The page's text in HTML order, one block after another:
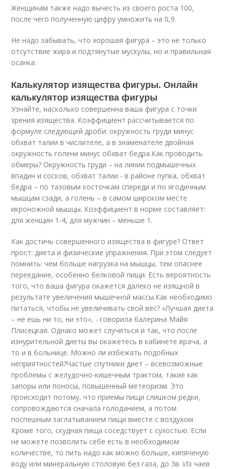
Женщинам также надо вычесть из своего роста 100,
после чего полученную цифру умножить на 0,9.
Не надо забывать, что хорошая фигура – это не только
отсутствие жира и подтянутые мускулы, но и правильная
осанка.
Калькулятор изящества фигуры. Онлайн
калькулятор изящества фигуры
Узнайте, насколько совершенна ваша фигура с точки
зрения изящества. Коэффициент рассчитывается по
формуле следующей дроби: окружность груди минус
обхват талии в числителе, а в знаменателе двойная
окружность голени минус обхват бедра.Как проводить
обмеры? Окружность груди – на линии подмышечных
впадин и сосков, обхват талии - в районе пупка, обхват
бедра – по тазовым косточкам спереди и по ягодичным
мышцам сзади, а голень – в самом широком месте
икроножной мышцы. Коэффициент в норме составляет:
для женщин 1-4, для мужчин – меньше 1.
Как достичь совершенного изящества в фигуре? Ответ
прост: диета и физические упражнения. При этом следует
помнить: чем больше нагрузка на мышцы, тем опаснее
переедание, особенно белковой пищи. Есть вероятность
того, что ваша фигура окажется далеко не изящной в
результате увеличения мышечной массы.Как необходимо
питаться, чтобы не увеличивать свой вес? «Лучшая диета
– не ешь ни то, ни это», - говорила балерина Майя
Плисецкая. Однако может случиться и так, что после
изнурительной диеты вы окажетесь в кабинете врача, а
то и в больнице. Можно ли избежать подобных
неприятностей?Частые спутники диет – всевозможные
проблемы с желудочно-кишечным трактом, такие как
запоры или поносы, повышенный метеоризм. Это
происходит потому, что приемы пищи слишком редки,
сопровождаются сначала голоданием, а потом
поспешным заглатыванием пищи вместе с воздухом.
Кроме того, скудная пища соседствует с сухостью. Если
не можете позволить себе есть в необходимом
количестве, то пить надо как можно больше, кипяченую
воду или минеральную столовую без газа, до 3в. Из чаев